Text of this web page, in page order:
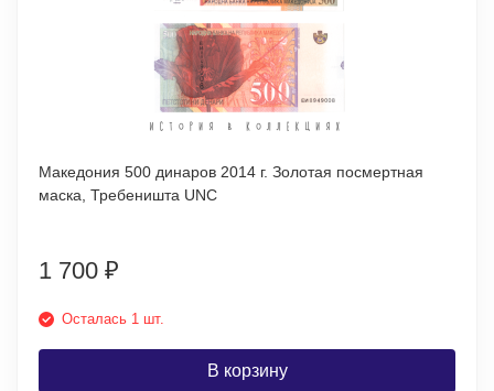
Македония 500 динаров 2014 г. Золотая посмертная
маска, Требеништа UNC
1 700 ₽
Осталась 1 шт.
В корзину